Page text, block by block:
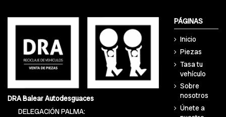
DRA Balear Autodesguaces
DELEGACIÓN PALMA:
PÁGINAS
Inicio
Piezas
Tasa tu
vehículo
Sobre
nosotros
Únete a